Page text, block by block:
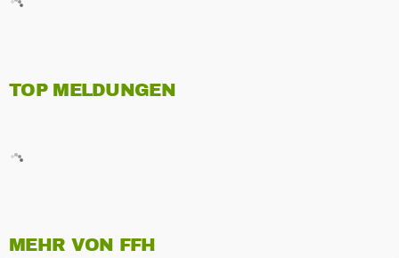
TOP MELDUNGEN
MEHR VON FFH